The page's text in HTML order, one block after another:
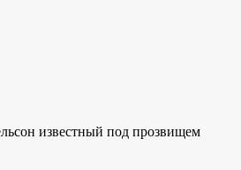
известный под прозвищем